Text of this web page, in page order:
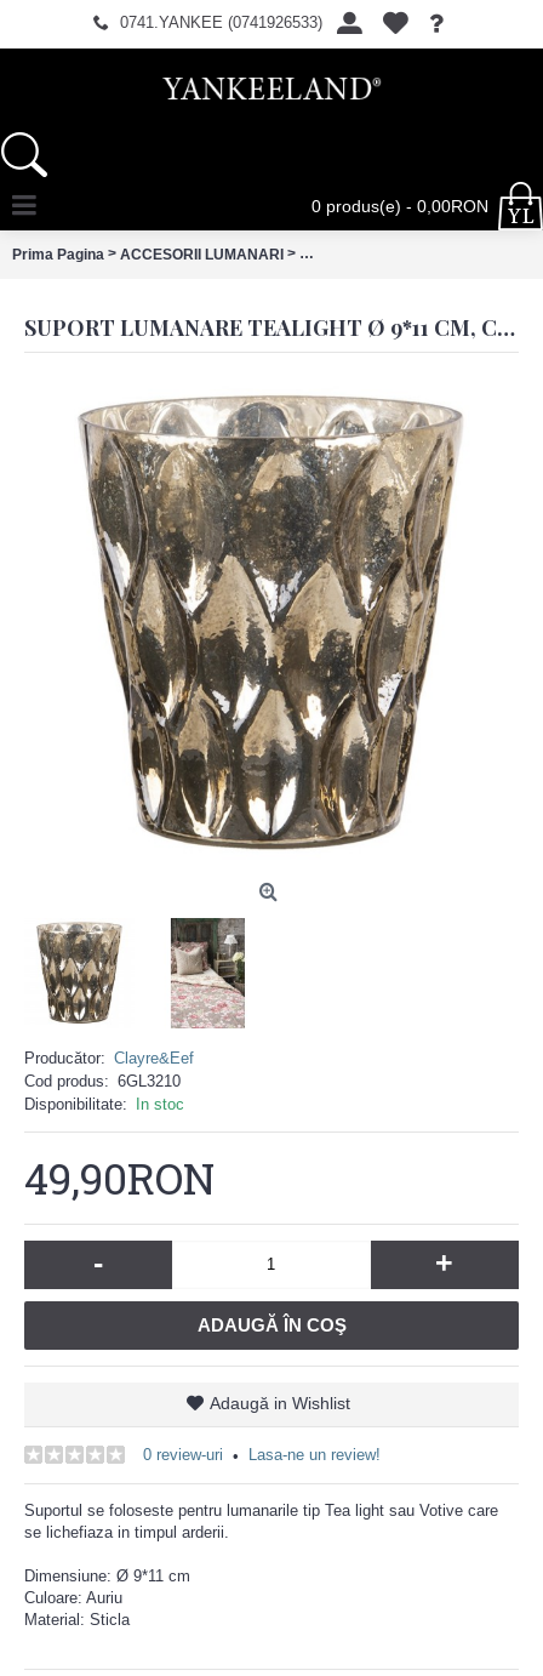
0741.YANKEE (0741926533)
0 produs(e) - 0,00RON
Prima Pagina > ACCESORII LUMANARI > Suport lumanare Tealight Ø 9*11
SUPORT LUMANARE TEALIGHT Ø 9*11 CM, CLAYRE&EEF
Producător: Clayre&Eef
Cod produs: 6GL3210
Disponibilitate:
In stoc
49,90RON
- +
ADAUGĂ ÎN COŞ
Adaugă in Wishlist
0 review-uri • Lasa-ne un review!
Suportul se foloseste pentru lumanarile tip Tea light sau Votive care
se lichefiaza in timpul arderii.
Dimensiune: Ø 9*11 cm
Culoare: Auriu
Material: Sticla